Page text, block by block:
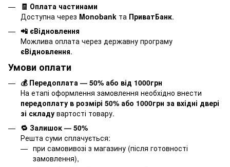
🧾 Оплата частинами
Доступна через Monobank та ПриватБанк.
📲 єВідновлення
Можлива оплата через державну програму
єВідновлення.
Умови оплати
💰 Передоплата — 50% або від 1000грн
На етапі оформлення замовлення необхідно внести
передоплату в розмірі 50% або 1000грн за вхідні двері
зі складу вартості товару.
🔁 Залишок — 50%
Решта суми сплачується:
при самовивозі з магазину (після готовності
замовлення),